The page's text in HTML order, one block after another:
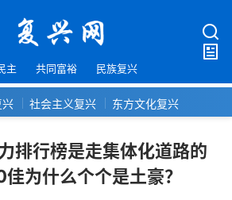
主 共同富裕 民族复兴
兴 社会主义复兴 东方文化复兴
排行榜是走集体化道路的
为什么个个是土豪？